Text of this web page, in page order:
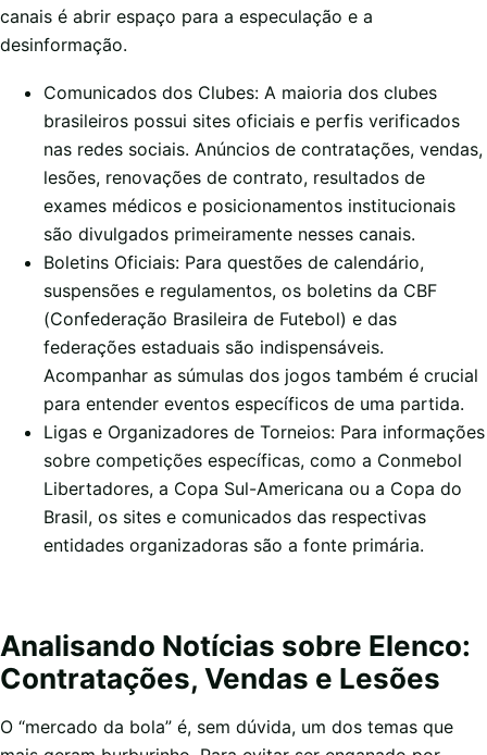
canais é abrir espaço para a especulação e a
desinformação.
Comunicados dos Clubes: A maioria dos clubes
brasileiros possui sites oficiais e perfis verificados
nas redes sociais. Anúncios de contratações, vendas,
lesões, renovações de contrato, resultados de
exames médicos e posicionamentos institucionais
são divulgados primeiramente nesses canais.
Boletins Oficiais: Para questões de calendário,
suspensões e regulamentos, os boletins da CBF
(Confederação Brasileira de Futebol) e das
federações estaduais são indispensáveis.
Acompanhar as súmulas dos jogos também é crucial
para entender eventos específicos de uma partida.
Ligas e Organizadores de Torneios: Para informações
sobre competições específicas, como a Conmebol
Libertadores, a Copa Sul-Americana ou a Copa do
Brasil, os sites e comunicados das respectivas
entidades organizadoras são a fonte primária.
Analisando Notícias sobre Elenco:
Contratações, Vendas e Lesões
O “mercado da bola” é, sem dúvida, um dos temas que